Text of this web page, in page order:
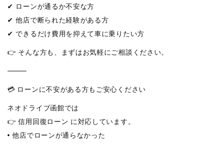
✔ ローンが通るか不安な方
✔ 他店で断られた経験がある方
✔ できるだけ費用を抑えて車に乗りたい方
👉 そんな方も、まずはお気軽にご相談ください。
⸻
💳 ローンに不安がある方もご安心ください
ネオドライブ函館では
👉 信用回復ローン に対応しています。
• 他店でローンが通らなかった